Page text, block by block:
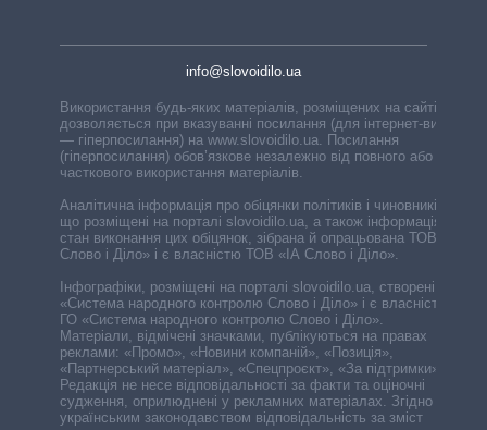
info@slovoidilo.ua
Використання будь-яких матеріалів, розміщених на сайті,
дозволяється при вказуванні посилання (для інтернет-видань
— гіперпосилання) на www.slovoidilo.ua. Посилання
(гіперпосилання) обов’язкове незалежно від повного або
часткового використання матеріалів.
Аналітична інформація про обіцянки політиків і чиновників,
що розміщені на порталі slovoidilo.ua, а також інформація про
стан виконання цих обіцянок, зібрана й опрацьована ТОВ «ІА
Слово і Діло» і є власністю ТОВ «ІА Слово і Діло».
Інфографіки, розміщені на порталі slovoidilo.ua, створені ГО
«Система народного контролю Слово і Діло» і є власністю
ГО «Система народного контролю Слово і Діло».
Матеріали, відмічені значками, публікуються на правах
реклами: «Промо», «Новини компаній», «Позиція»,
«Партнерський матеріал», «Спецпроєкт», «За підтримки».
Редакція не несе відповідальності за факти та оціночні
судження, оприлюднені у рекламних матеріалах. Згідно з
українським законодавством відповідальність за зміст